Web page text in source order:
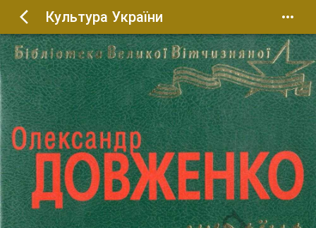
Культура України